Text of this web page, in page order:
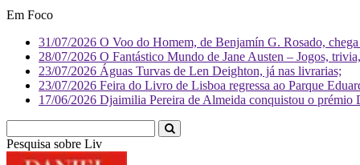
Em Foco
31/07/2026 O Voo do Homem, de Benjamín G. Rosado,
28/07/2026 O Fantástico Mundo de Jane Austen – Jogos,
23/07/2026 Águas Turvas de Len Deighton, já nas livrarias;
23/07/2026 Feira do Livro de Lisboa regressa ao Parque
17/06/2026 Djaimilia Pereira de Almeida conquistou o
Pesquisa sobre Literatura